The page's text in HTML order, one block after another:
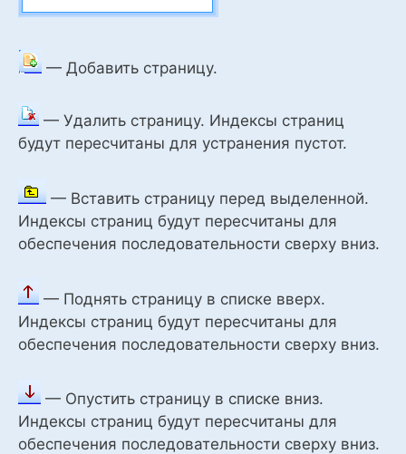
— Добавить страницу.
— Удалить страницу. Индексы страниц
будут пересчитаны для устранения пустот.
— Вставить страницу перед выделенной.
Индексы страниц будут пересчитаны для
обеспечения последовательности сверху вниз.
— Поднять страницу в списке вверх.
Индексы страниц будут пересчитаны для
обеспечения последовательности сверху вниз.
— Опустить страницу в списке вниз.
Индексы страниц будут пересчитаны для
обеспечения последовательности сверху вниз.